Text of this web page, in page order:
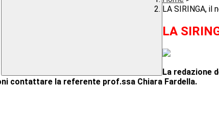
LA SIRINGA,
LA
La redazione
contattare la referente prof.ssa Chiara Fardella.